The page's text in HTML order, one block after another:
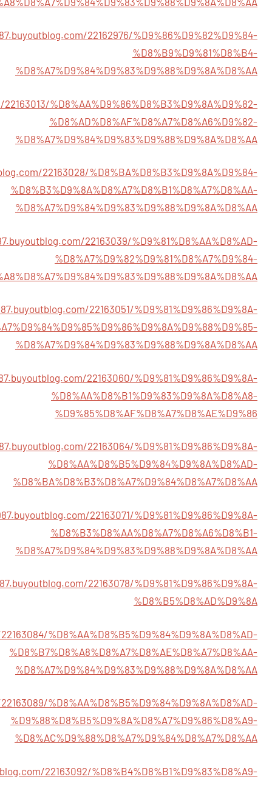
22162976/%D9%86%D9%82%D9%84-
%D8%B9%D9%81%D8%B4-
%D8%A7%D9%84%D9%83%D9%88%D9%8A%D8%AA
%D8%AA%D9%86%D8%B3%D9%8A%D9%82-
%D8%AD%D8%AF%D8%A7%D8%A6%D9%82-
%D8%A7%D9%84%D9%83%D9%88%D9%8A%D8%AA
22163028/%D8%BA%D8%B3%D9%8A%D9%84-
%D8%B3%D9%8A%D8%A7%D8%B1%D8%A7%D8%AA-
%D8%A7%D9%84%D9%83%D9%88%D9%8A%D8%AA
22163039/%D9%81%D8%AA%D8%AD-
%D8%A7%D9%82%D9%81%D8%A7%D9%84-
22163051/%D9%81%D9%86%D9%8A-
%D8%A7%D9%84%D9%83%D9%88%D9%8A%D8%AA
22163060/%D9%81%D9%86%D9%8A-
%D8%AA%D8%B1%D9%83%D9%8A%D8%A8-
%D9%85%D8%AF%D8%A7%D8%AE%D9%86
22163064/%D9%81%D9%86%D9%8A-
%D8%AA%D8%B5%D9%84%D9%8A%D8%AD-
%D8%BA%D8%B3%D8%A7%D9%84%D8%A7%D8%AA
22163071/%D9%81%D9%86%D9%8A-
%D8%B3%D8%AA%D8%A7%D8%A6%D8%B1-
%D8%A7%D9%84%D9%83%D9%88%D9%8A%D8%AA
22163078/%D9%81%D9%86%D9%8A-
%D8%B5%D8%AD%D9%8A
%D8%AA%D8%B5%D9%84%D9%8A%D8%AD-
%D8%B7%D8%A8%D8%A7%D8%AE%D8%A7%D8%AA-
%D8%A7%D9%84%D9%83%D9%88%D9%8A%D8%AA
%D8%AA%D8%B5%D9%84%D9%8A%D8%AD-
%D9%88%D8%B5%D9%8A%D8%A7%D9%86%D8%A9-
%D8%AC%D9%88%D8%A7%D9%84%D8%A7%D8%AA
22163092/%D8%B4%D8%B1%D9%83%D8%A9-